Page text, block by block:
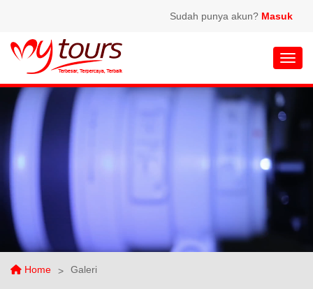
Sudah punya akun? Masuk
Home > Galeri